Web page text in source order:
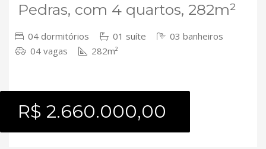
Pedras, com 4 quartos, 282m²
04 dormitórios 01 suíte
03 banheiros
04 vagas
282m²
R$ 2.660.000,00